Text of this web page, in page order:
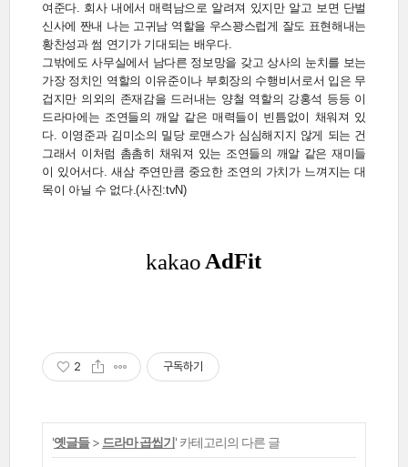
여준다. 회사 내에서 매력남으로 알려져 있지만 알고 보면 단벌
신사에 짠내 나는 고귀남 역할을 우스꽝스럽게 잘도 표현해내는
황찬성과 썸 연기가 기대되는 배우다.
그밖에도 사무실에서 남다른 정보망을 갖고 상사의 눈치를 보는
가장 정치인 역할의 이유준이나 부회장의 수행비서로서 입은 무
겁지만 의외의 존재감을 드러내는 양철 역할의 강홍석 등등 이
드라마에는 조연들의 깨알 같은 매력들이 빈틈없이 채워져 있
다. 이영준과 김미소의 밀당 로맨스가 심심해지지 않게 되는 건
그래서 이처럼 촘촘히 채워져 있는 조연들의 깨알 같은 재미들
이 있어서다. 새삼 주연만큼 중요한 조연의 가치가 느껴지는 대
목이 아닐 수 없다.(사진:tvN)
2 구독하기
'옛글들> 드라마 곱씹기' 카테고리의 다른 글